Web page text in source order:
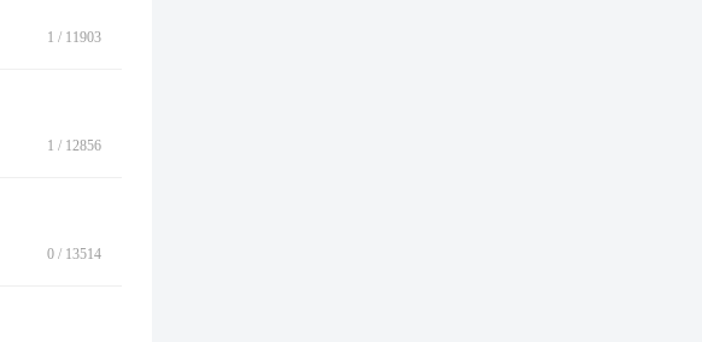
1 / 11903
1 / 12856
0 / 13514